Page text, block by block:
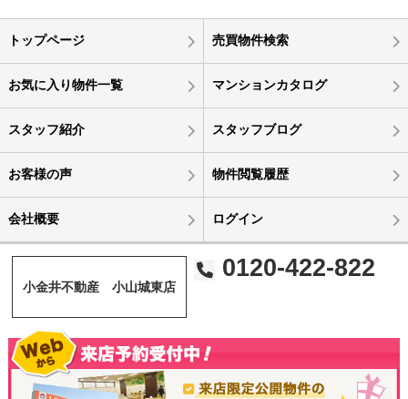
トップページ 売買物件検索
お気に入り物件一覧 マンションカタログ
スタッフ紹介 スタッフブログ
お客様の声 物件閲覧履歴
会社概要 ログイン
小金井不動産 小山城東店
0120-422-822